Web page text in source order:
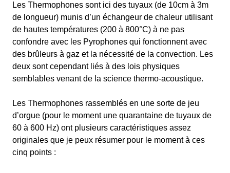
Les Thermophones sont ici des tuyaux (de 10cm à 3m
de longueur) munis d’un échangeur de chaleur utilisant
de hautes températures (200 à 800°C) à ne pas
confondre avec les Pyrophones qui fonctionnent avec
des brûleurs à gaz et la nécessité de la convection. Les
deux sont cependant liés à des lois physiques
semblables venant de la science thermo-acoustique.
Les Thermophones rassemblés en une sorte de jeu
d’orgue (pour le moment une quarantaine de tuyaux de
60 à 600 Hz) ont plusieurs caractéristiques assez
originales que je peux résumer pour le moment à ces
cinq points :